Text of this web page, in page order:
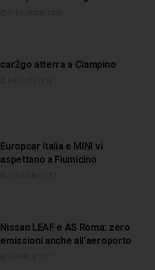
car2go atterra a Ciampino
Europcar Italia e MINI vi
aspettano a Fiumicino
Nissan LEAF e AS Roma: zero
emissioni anche all’aeroporto